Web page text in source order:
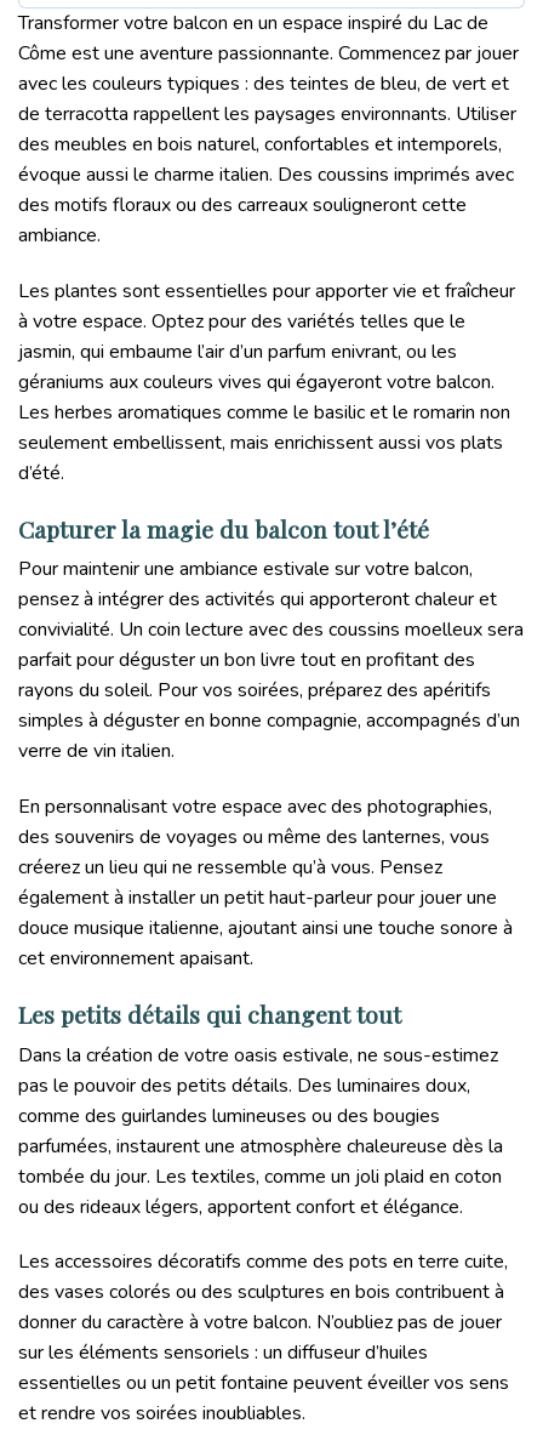
Transformer votre balcon en un espace inspiré du Lac de
Côme est une aventure passionnante. Commencez par jouer
avec les couleurs typiques : des teintes de bleu, de vert et
de terracotta rappellent les paysages environnants. Utiliser
des meubles en bois naturel, confortables et intemporels,
évoque aussi le charme italien. Des coussins imprimés avec
des motifs floraux ou des carreaux souligneront cette
ambiance.
Les plantes sont essentielles pour apporter vie et fraîcheur
à votre espace. Optez pour des variétés telles que le
jasmin, qui embaume l’air d’un parfum enivrant, ou les
géraniums aux couleurs vives qui égayeront votre balcon.
Les herbes aromatiques comme le basilic et le romarin non
seulement embellissent, mais enrichissent aussi vos plats
d’été.
Capturer la magie du balcon tout l’été
Pour maintenir une ambiance estivale sur votre balcon,
pensez à intégrer des activités qui apporteront chaleur et
convivialité. Un coin lecture avec des coussins moelleux sera
parfait pour déguster un bon livre tout en profitant des
rayons du soleil. Pour vos soirées, préparez des apéritifs
simples à déguster en bonne compagnie, accompagnés d’un
verre de vin italien.
En personnalisant votre espace avec des photographies,
des souvenirs de voyages ou même des lanternes, vous
créerez un lieu qui ne ressemble qu’à vous. Pensez
également à installer un petit haut-parleur pour jouer une
douce musique italienne, ajoutant ainsi une touche sonore à
cet environnement apaisant.
Les petits détails qui changent tout
Dans la création de votre oasis estivale, ne sous-estimez
pas le pouvoir des petits détails. Des luminaires doux,
comme des guirlandes lumineuses ou des bougies
parfumées, instaurent une atmosphère chaleureuse dès la
tombée du jour. Les textiles, comme un joli plaid en coton
ou des rideaux légers, apportent confort et élégance.
Les accessoires décoratifs comme des pots en terre cuite,
des vases colorés ou des sculptures en bois contribuent à
donner du caractère à votre balcon. N’oubliez pas de jouer
sur les éléments sensoriels : un diffuseur d’huiles
essentielles ou un petit fontaine peuvent éveiller vos sens
et rendre vos soirées inoubliables.